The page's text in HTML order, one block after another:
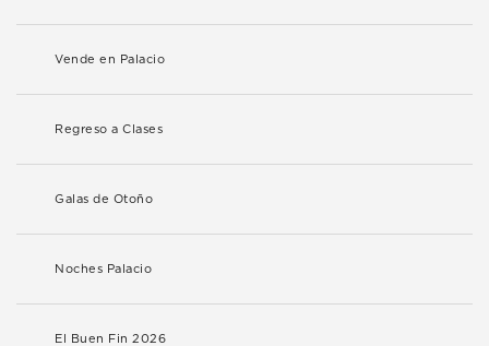
Vende en Palacio
Regreso a Clases
Galas de Otoño
Noches Palacio
El Buen Fin 2026